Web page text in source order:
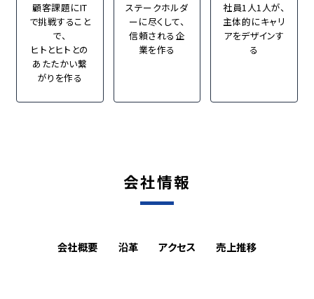
顧客課題にIT
で挑戦すること
で、
ヒトとヒトとの
あたたかい繋
がりを作る
ステークホルダ
ーに尽くして、
信頼される企
業を作る
社員1人1人が、
主体的にキャリ
アをデザインす
る
会社情報
会社概要 沿革 アクセス 売上推移